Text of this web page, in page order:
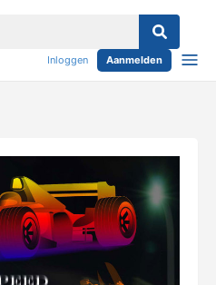
Inloggen Aanmelden